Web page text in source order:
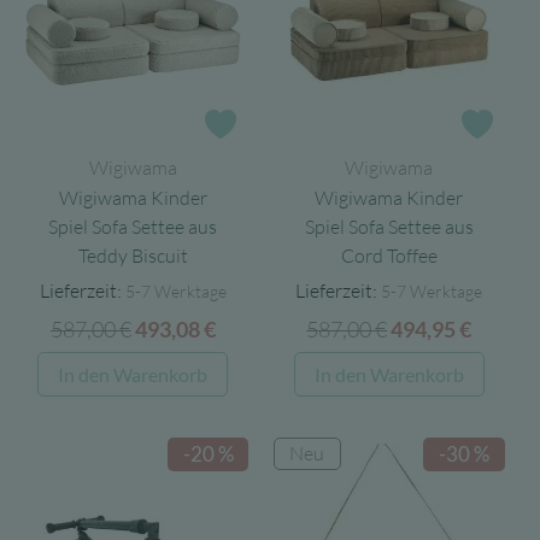
Die
Optionen
auf
Wigiwama
Wigiwama Kinder
Spiel Sofa Settee aus
Teddy Biscuit
Lieferzeit: 5-7 Werktage
587,00€Ursprünglicher
Preis
war:
493,08€Aktueller
Preis
ist:
In den Warenkorb
Wigiwama
Wigiwama Kinder
Spiel Sofa Settee aus
Cord Toffee
Lieferzeit: 5-7 Werktage
587,00€Ursprünglicher
Preis
war:
494,95€
Preis
ist:
In den Warenkorb
-20 % -30 %
Neu